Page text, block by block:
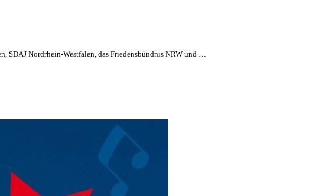
SDAJ Nordrhein-Westfalen, das Friedensbündnis NRW und …